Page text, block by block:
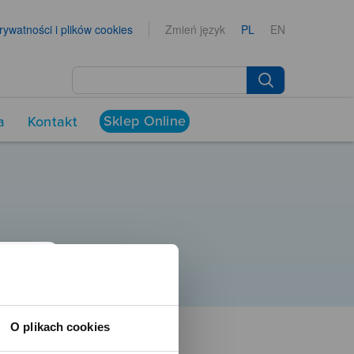
O plikach cookies
i plików cookies Zmień język PL EN
Kontakt Sklep Online